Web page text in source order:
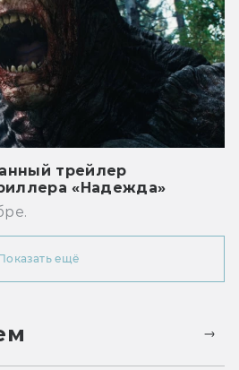
трейлер
«Надежда»
ещё